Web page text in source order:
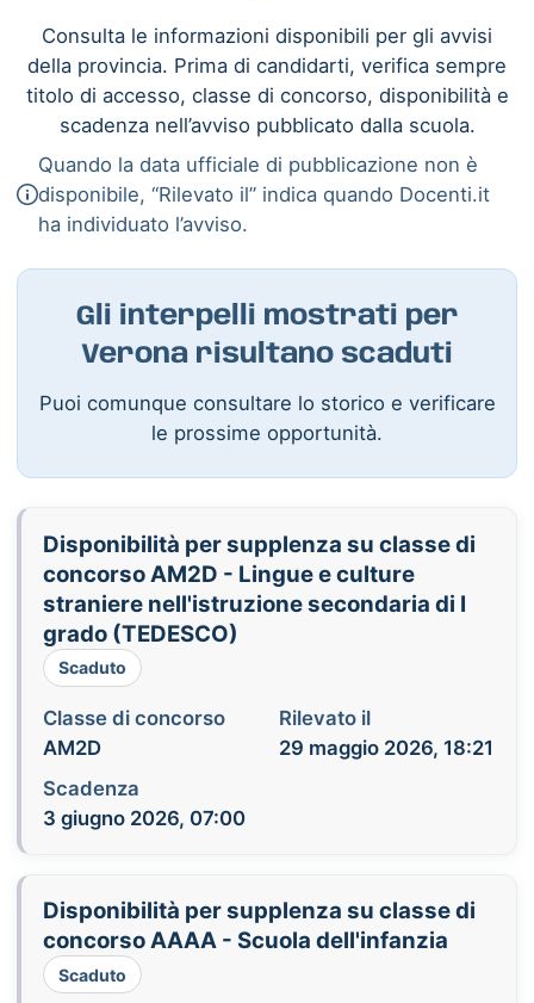
Consulta le informazioni disponibili per gli avvisi
della provincia. Prima di candidarti, verifica sempre
titolo di accesso, classe di concorso, disponibilità e
scadenza nell’avviso pubblicato dalla scuola.
Quando la data ufficiale di pubblicazione non è
disponibile, “Rilevato il” indica quando Docenti.it
ha individuato l’avviso.
Gli interpelli mostrati per
Verona risultano scaduti
Puoi comunque consultare lo storico e verificare
le prossime opportunità.
Disponibilità per supplenza su classe di
concorso AM2D - Lingue e culture
straniere nell'istruzione secondaria di I
grado (TEDESCO)
Scaduto
Classe di concorso
AM2D
Rilevato il
29 maggio 2026, 18:21
Scadenza
3 giugno 2026, 07:00
Disponibilità per supplenza su classe di
concorso AAAA - Scuola dell'infanzia
Scaduto